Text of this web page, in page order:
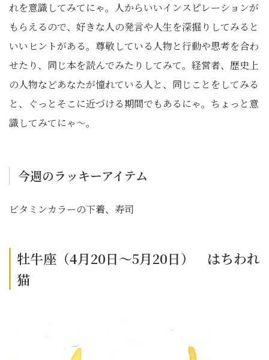
れを意識してみてにゃ。人からいいインスピレーションが
もらえるので、好きな人の発言や人生を深掘りしてみると
いいヒントがある。尊敬している人物と行動や思考を合わ
せたり、同じ本を読んでみたりしてみて。経営者、歴史上
の人物などあなたが憧れている人と、同じことをしてみる
と、ぐっとそこに近づける期間でもあるにゃ。ちょっと意
識してみてにゃ〜。
今週のラッキーアイテム
ビタミンカラーの下着、寿司
牡牛座（4月20日～5月20日） はちわれ
猫